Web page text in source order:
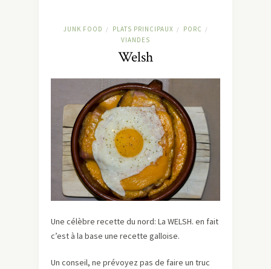
JUNK FOOD / PLATS PRINCIPAUX / PORC /
VIANDES
Welsh
Une célèbre recette du nord: La WELSH. en fait
c’est à la base une recette galloise.
Un conseil, ne prévoyez pas de faire un truc